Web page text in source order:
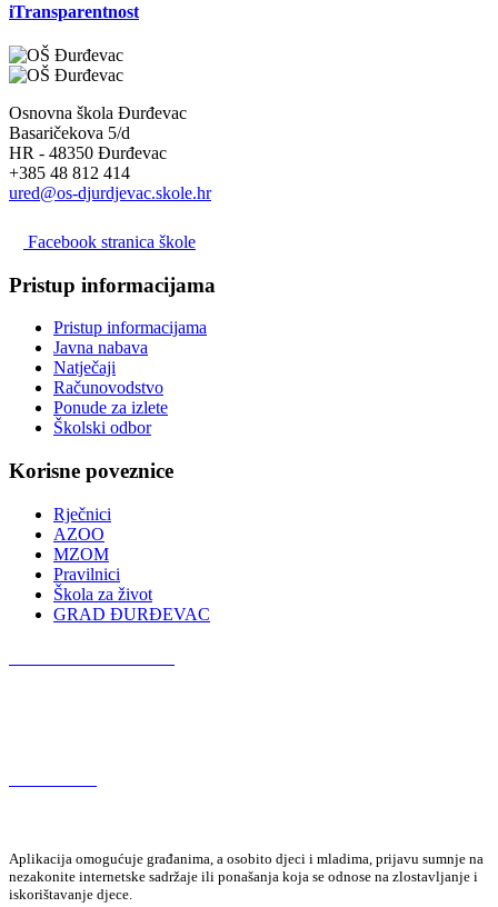
iTransparentnost
Osnovna škola Đurđevac
Basaričekova 5/d
HR - 48350 Đurđevac
+385 48 812 414
ured@os-djurdjevac.skole.hr
Facebook stranica škole
Pristup informacijama
Pristup informacijama
Javna nabava
Natječaji
Računovodstvo
Ponude za izlete
Školski odbor
Korisne poveznice
Rječnici
AZOO
MZOM
Pravilnici
Škola za život
GRAD ĐURĐEVAC
Aplikacija omogućuje građanima, a osobito djeci i mladima, prijavu sumnje na
nezakonite internetske sadržaje ili ponašanja koja se odnose na zlostavljanje i
iskorištavanje djece.